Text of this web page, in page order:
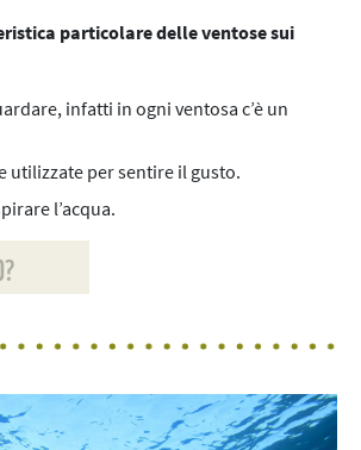
particolare delle ventose sui
infatti in ogni ventosa c’è un
utilizzate per sentire il gusto.
l’acqua.